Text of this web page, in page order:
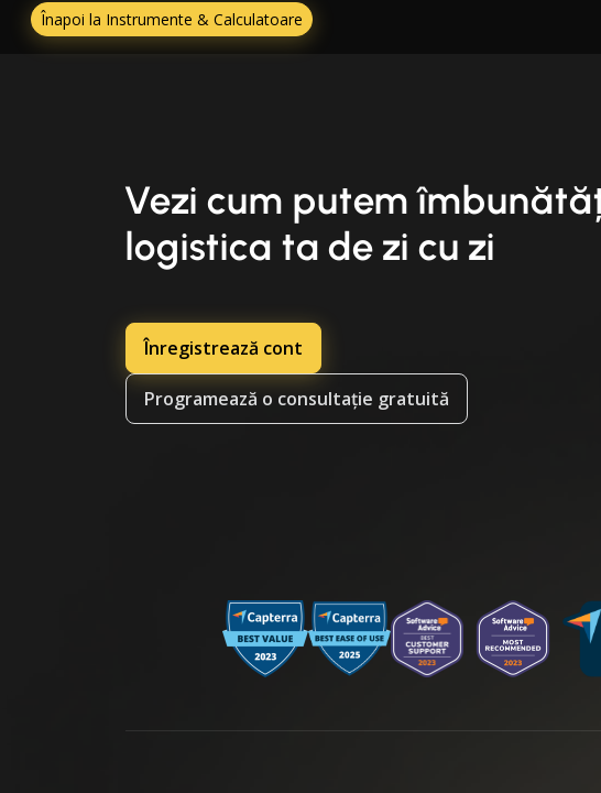
Înapoi la Instrumente & Calculatoare
Vezi cum putem
logistica ta de zi cu zi
Înregistrează cont
Programează o consultație gratuită